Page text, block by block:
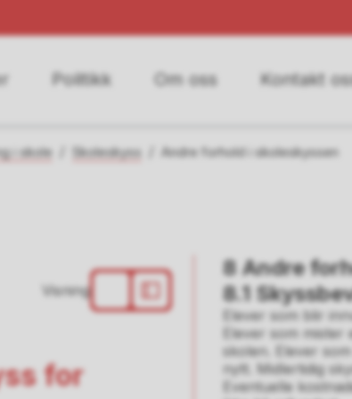
Politikk Om oss Kontakt
i skole Skoleskyss Andre forhold i skoleskyssen
Visning
for
8 Andre
8.1
Elever som blir
Elever som
skolen. Elever
nytt. Midlertidig
Eventuelle